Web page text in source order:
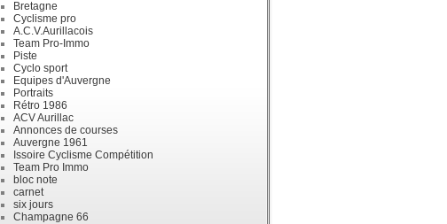
Bretagne
Cyclisme pro
A.C.V.Aurillacois
Team Pro-Immo
Piste
Cyclo sport
Equipes d'Auvergne
Portraits
Rétro 1986
ACV Aurillac
Annonces de courses
Auvergne 1961
Issoire Cyclisme Compétition
Team Pro Immo
bloc note
carnet
six jours
Champagne 66